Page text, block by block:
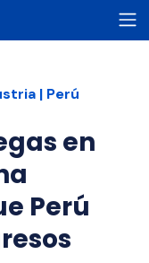
Perú
en
Perú